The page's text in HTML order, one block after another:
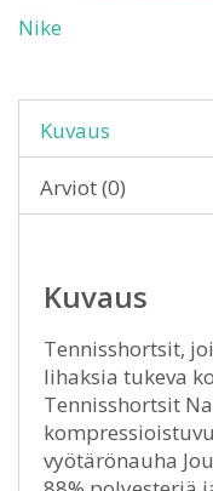
Nike
Kuvaus
Arviot (0)
Kuvaus
Tennisshortsit,
lihaksia tukeva
Tennisshortsit
vyötärönauha